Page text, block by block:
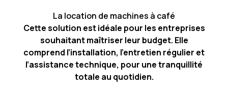
La location de machines à café
Cette solution est idéale pour les entreprises
souhaitant maîtriser leur budget. Elle
comprend l’installation, l’entretien régulier et
l’assistance technique, pour une tranquillité
totale au quotidien.